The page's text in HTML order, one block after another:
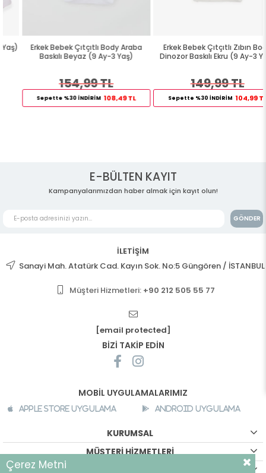
Erkek Bebek Çıtçıtlı Body Araba
Baskılı Beyaz (9 Ay-3 Yaş)
154,99 TL
Sepette %30 İNDİRİM 108,49 TL
Erkek Bebek Çıtçıtlı Zıbın Body
Dinozor Baskılı Ekru (9 Ay-3 Yaş)
149,99 TL
Sepette %30 İNDİRİM 104,99 TL
E-BÜLTEN KAYIT
Kampanyalarımızdan haber almak için kayıt olun!
GÖNDER
İLETİŞİM
Sanayi Mah. Atatürk Cad. Kayın Sok. No:5 Güngören / İSTANBUL
Müşteri Hizmetleri: +90 212 505 55 77
[email protected]
BİZİ TAKİP EDİN
MOBİL UYGULAMALARIMIZ
Apple Store Uygulama Android Uygulama
KURUMSAL
MÜŞTERİ HİZMETLERİ
Çerez Metni